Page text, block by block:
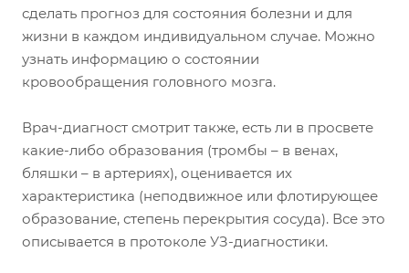
сделать прогноз для состояния болезни и для
жизни в каждом индивидуальном случае. Можно
узнать информацию о состоянии
кровообращения головного мозга.
Врач-диагност смотрит также, есть ли в просвете
какие-либо образования (тромбы – в венах,
бляшки – в артериях), оценивается их
характеристика (неподвижное или флотирующее
образование, степень перекрытия сосуда). Все это
описывается в протоколе УЗ-диагностики.